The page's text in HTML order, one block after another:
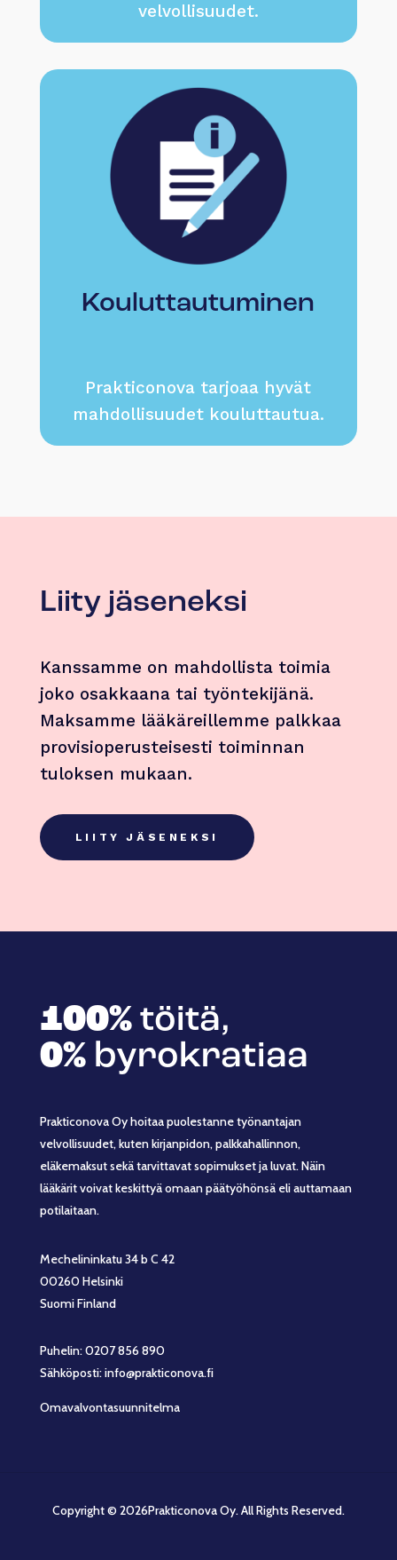
velvollisuudet.
Kouluttautuminen
Prakticonova tarjoaa hyvät
mahdollisuudet kouluttautua.
Liity jäseneksi
Kanssamme on mahdollista toimia
joko osakkaana tai työntekijänä.
Maksamme lääkäreillemme palkkaa
provisioperusteisesti toiminnan
tuloksen mukaan.
LIITY JÄSENEKSI
100%töitä,
0%byrokratiaa
Prakticonova Oy hoitaa puolestanne työnantajan
velvollisuudet, kuten kirjanpidon, palkkahallinnon,
eläkemaksut sekä tarvittavat sopimukset ja luvat. Näin
lääkärit voivat keskittyä omaan päätyöhönsä eli auttamaan
potilaitaan.
Mechelininkatu 34 b C 42
00260 Helsinki
Suomi Finland
Puhelin: 0207 856 890
Sähköposti: info@prakticonova.fi
Omavalvontasuunnitelma
Copyright © 2026Prakticonova Oy. All Rights Reserved.